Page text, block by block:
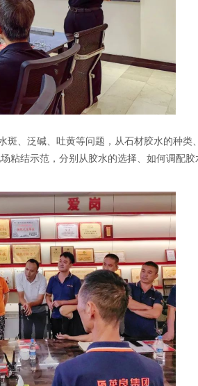
、泛碱、吐黄等问题，从石材胶水的种类
粘结示范，分别从胶水的选择、如何调配